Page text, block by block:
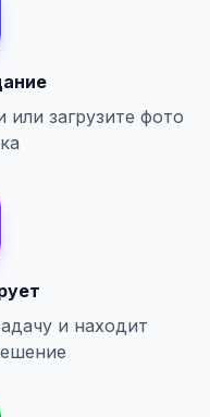
или загрузите фото
и находит